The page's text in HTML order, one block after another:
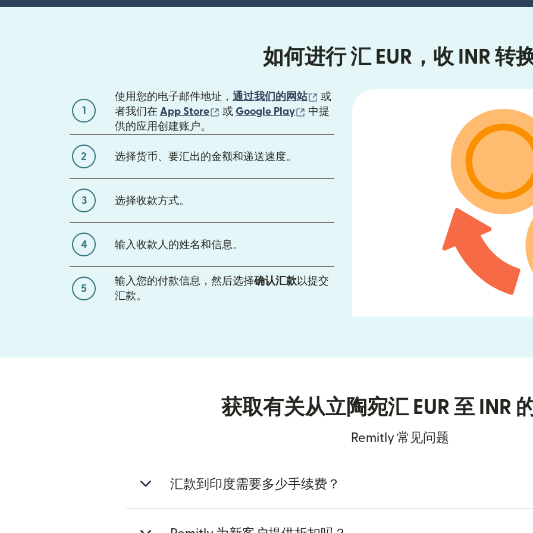
如何进行 汇 EUR，收 INR 转
1
使用您的电子邮件地址， 通过我们的网站 （在新窗口中打开）
或
者我们在 App Store （在新窗口中打开）
或 Google Play （在新窗口中打开）
中提
供的应用创建账户。
2 选择货币、要汇出的金额和递送速度。
3 选择收款方式。
4 输入收款人的姓名和信息。
5
输入您的付款信息，然后选择确认汇款以提交
汇款。
获取有关从立陶宛汇 EUR 至 INR
Remitly 常见问题
汇款到印度需要多少手续费？